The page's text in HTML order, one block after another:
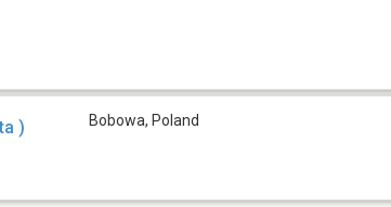
) Bobowa, Poland